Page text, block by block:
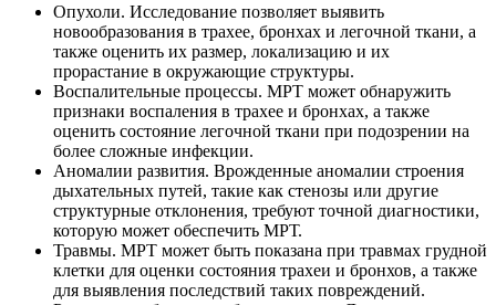
Опухоли. Исследование позволяет выявить
новообразования в трахее, бронхах и легочной ткани, а
также оценить их размер, локализацию и их
прорастание в окружающие структуры.
Воспалительные процессы. МРТ может обнаружить
признаки воспаления в трахее и бронхах, а также
оценить состояние легочной ткани при подозрении на
более сложные инфекции.
Аномалии развития. Врожденные аномалии строения
дыхательных путей, такие как стенозы или другие
структурные отклонения, требуют точной диагностики,
которую может обеспечить МРТ.
Травмы. МРТ может быть показана при травмах грудной
клетки для оценки состояния трахеи и бронхов, а также
для выявления последствий таких повреждений.